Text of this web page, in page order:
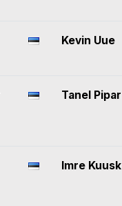
Kevin Uue
Tanel Pipar
Imre Kuusk